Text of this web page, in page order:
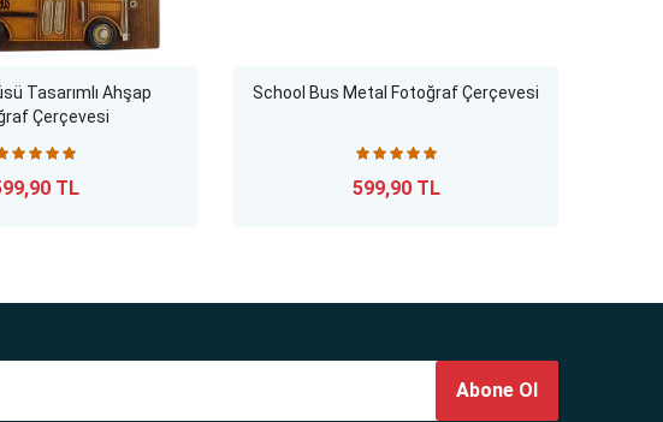
Tasarımlı Ahşap
Çerçevesi
TL
School Bus Metal Fotoğraf Çerçevesi
599,90 TL
Abone Ol